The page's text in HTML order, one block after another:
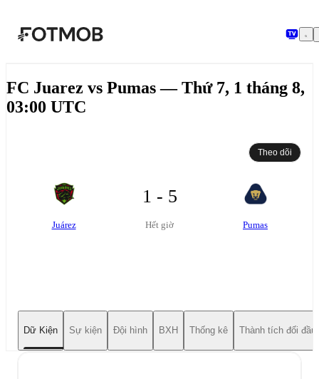
FC Juarez vs Pumas — Thứ 7, 1 tháng 8,
03:00 UTC
Theo dõi
Juárez
1 - 5
Hết giờ Pumas
Dữ Kiện Sự kiện Đội hình BXH Thống kê Thành tích đối đầu